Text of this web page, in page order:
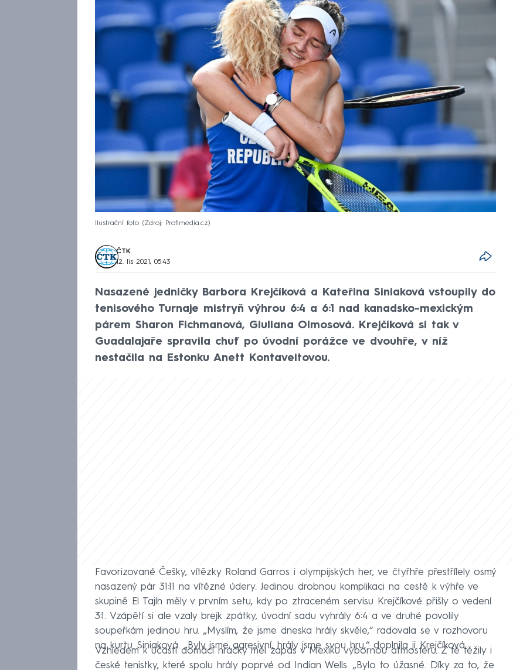
Ilustrační foto Zdroj: Profimedia.cz
ČTK
12. lis 2021, 05:43
Nasazené jedničky Barbora Krejčíková a Kateřina Siniaková vstoupily do
tenisového Turnaje mistryň výhrou 6:4 a 6:1 nad kanadsko-mexickým
párem Sharon Fichmanová, Giuliana Olmosová. Krejčíková si tak v
Guadalajaře spravila chuť po úvodní porážce ve dvouhře, v níž
nestačila na Estonku Anett Kontaveitovou.
Favorizované Češky, vítězky Roland Garros i olympijských her, ve čtyřhře přestřílely osmý
nasazený pár 31:11 na vítězné údery. Jedinou drobnou komplikaci na cestě k výhře ve
skupině El Tajín měly v prvním setu, kdy po ztraceném servisu Krejčíkové přišly o vedení
3:1. Vzápětí si ale vzaly brejk zpátky, úvodní sadu vyhrály 6:4 a ve druhé povolily
soupeřkám jedinou hru. „Myslím, že jsme dneska hrály skvěle,“ radovala se v rozhovoru
na kurtu Siniaková. „Byly jsme agresivní, hrály jsme svou hru,“ doplnila ji Krejčíková.
Vzhledem k účasti domácí hráčky měl zápas v Mexiku výbornou atmosféru. Z té těžily i
české tenistky, které spolu hrály poprvé od Indian Wells. „Bylo to úžasné. Díky za to, že